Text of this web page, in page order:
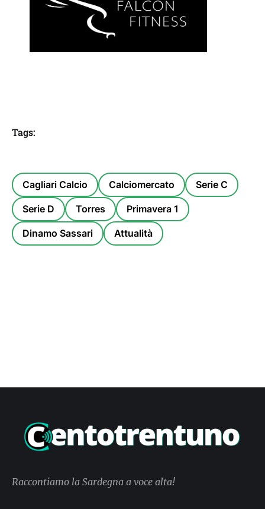
Tags:
Cagliari Calcio Calciomercato Serie C
Serie D Torres Primavera 1
Dinamo Sassari Attualità
Raccontiamo la Sardegna a voce alta!